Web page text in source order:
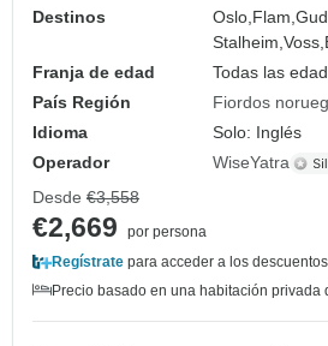
Destinos
Oslo,Flam,
Stalheim,Voss,
Franja de edad
Todas las
País Región
Fiordos
Idioma
Solo: Inglés
Operador
WiseYatra
Desde €3,558
€2,669
por persona
Regístrate para acceder a los descuentos
Precio basado en una habitación privada